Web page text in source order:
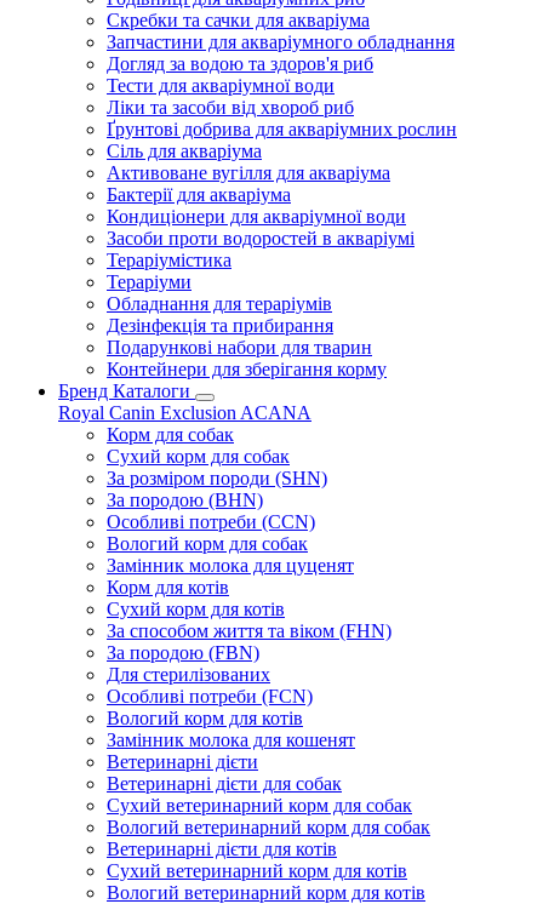
Скребки та сачки для акваріума
Запчастини для акваріумного обладнання
Догляд за водою та здоров'я риб
Тести для акваріумної води
Ліки та засоби від хвороб риб
Ґрунтові добрива для акваріумних рослин
Сіль для акваріума
Активоване вугілля для акваріума
Бактерії для акваріума
Кондиціонери для акваріумної води
Засоби проти водоростей в акваріумі
Тераріумістика
Тераріуми
Обладнання для тераріумів
Дезінфекція та прибирання
Подарункові набори для тварин
Контейнери для зберігання корму
Бренд Каталоги
Royal Canin Exclusion ACANA
Корм для собак
Сухий корм для собак
За розміром породи (SHN)
За породою (BHN)
Особливі потреби (CCN)
Вологий корм для собак
Замінник молока для цуценят
Корм для котів
Сухий корм для котів
За способом життя та віком (FHN)
За породою (FBN)
Для стерилізованих
Особливі потреби (FCN)
Вологий корм для котів
Замінник молока для кошенят
Ветеринарні дієти
Ветеринарні дієти для собак
Сухий ветеринарний корм для собак
Вологий ветеринарний корм для собак
Ветеринарні дієти для котів
Сухий ветеринарний корм для котів
Вологий ветеринарний корм для котів